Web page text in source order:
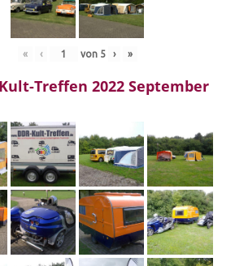
« ‹ von 5 › »
Kult-Treffen 2022 September